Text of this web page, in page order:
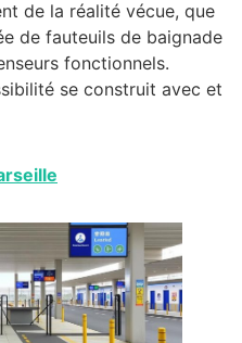
de la réalité vécue, que
de fauteuils de baignade
fonctionnels.
se construit avec et